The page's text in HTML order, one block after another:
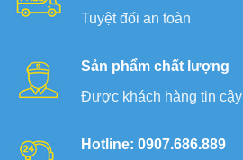
Tuyệt đối an toàn
Sản phẩm chất lượng
Được khách hàng tin cậy
Hotline: 0907.686.889